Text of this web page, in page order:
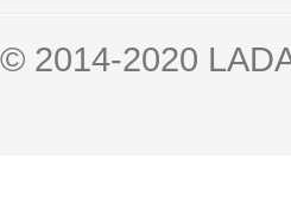
© 2014-2020